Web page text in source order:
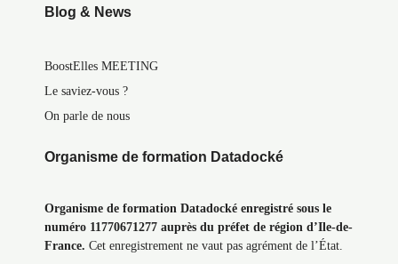
Blog & News
BoostElles MEETING
Le saviez-vous ?
On parle de nous
Organisme de formation Datadocké
Organisme de formation Datadocké enregistré sous le
numéro 11770671277 auprès du préfet de région d’Ile-de-
France. Cet enregistrement ne vaut pas agrément de l’État.